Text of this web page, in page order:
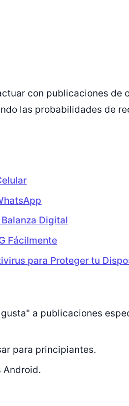
con publicaciones de
las probabilidades de
Digital
Fácilmente
para Proteger tu
a publicaciones
para principiantes.
Android.